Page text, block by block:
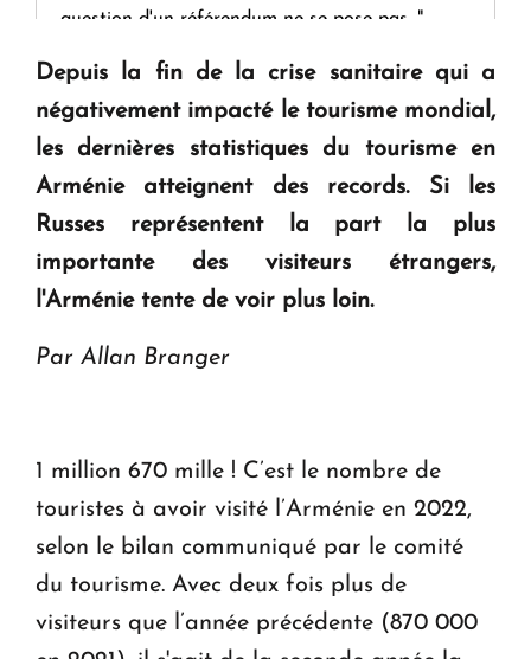
question d'un référendum ne se pose pas. "
KASA : 30 ans d'audace, de résilience et d'avenir
en Arménie
Le premier hôtel Hyatt Regency d'Arménie
ouvrira ses portes à Dilijan
Depuis la fin de la crise sanitaire qui a
négativement impacté le tourisme mondial,
les dernières statistiques du tourisme en
Arménie atteignent des records. Si les
Russes représentent la part la plus
importante des visiteurs étrangers,
l'Arménie tente de voir plus loin.
Par Allan Branger
1 million 670 mille ! C’est le nombre de
touristes à avoir visité l’Arménie en 2022,
selon le bilan communiqué par le comité
du tourisme. Avec deux fois plus de
visiteurs que l’année précédente (870 000